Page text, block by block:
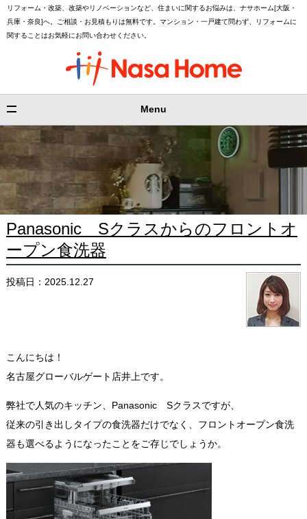
リフォーム・改築、改築やリノベーションなど、住まいに関するお悩みは、ナサホーム[大阪・
兵庫・奈良]へ。ご相談・お見積もりは無料です。マンション・一戸建て問わず、リフォームに
関することはお気軽にお問い合わせください。
Menu
Panasonic Sクラスからのフロントオ
ープン食洗器
投稿日：2025.12.27
こんにちは！
名古屋グローバルゲート店井上です。
弊社で人気のキッチン、Panasonic Sクラスですが、
従来の引き出しタイプの食洗器だけでなく、フロントオープン食洗
器も選べるようになったことをご存じでしょうか。